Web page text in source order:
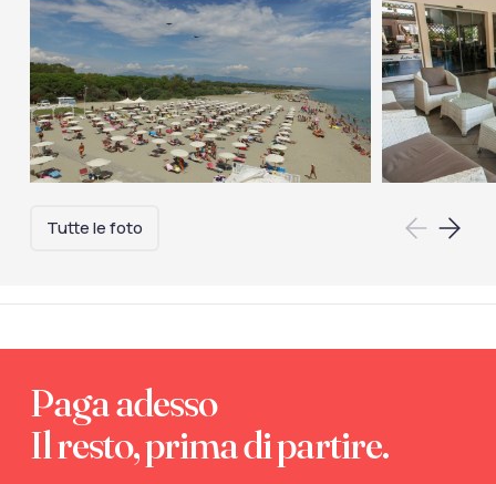
Tutte le foto
Paga adesso
Il resto, prima di partire.